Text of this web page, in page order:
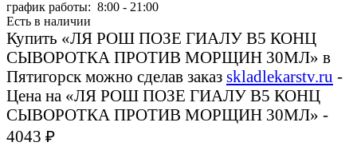
график работы: 8:00 - 21:00
Есть в наличии
Купить «ЛЯ РОШ ПОЗЕ ГИАЛУ B5 КОНЦ
СЫВОРОТКА ПРОТИВ МОРЩИН 30МЛ» в
Пятигорск можно сделав заказ skladlekarstv.ru -
Цена на «ЛЯ РОШ ПОЗЕ ГИАЛУ B5 КОНЦ
СЫВОРОТКА ПРОТИВ МОРЩИН 30МЛ» -
4043 ₽